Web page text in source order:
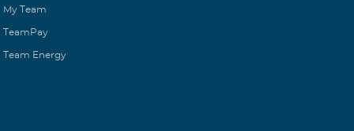
My Team
TeamPay
Team Energy